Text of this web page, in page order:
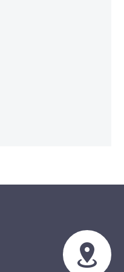

